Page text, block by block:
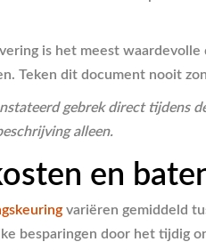
is het meest
Teken dit document nooit
gebrek direct tijdens
alleen.
en
variëren gemiddeld
besparingen door het tijdig